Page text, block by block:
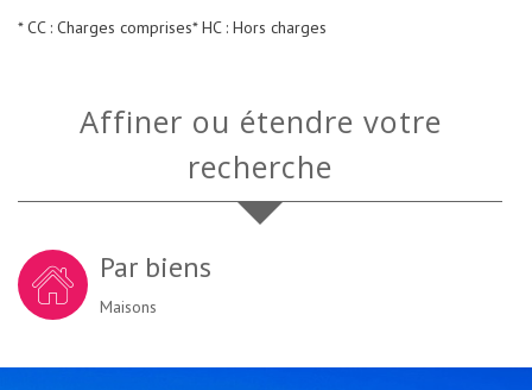
* CC : Charges comprises* HC : Hors charges
Affiner ou étendre votre
recherche
Par biens
Maisons